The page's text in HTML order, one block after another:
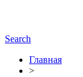
Search
Главная
>